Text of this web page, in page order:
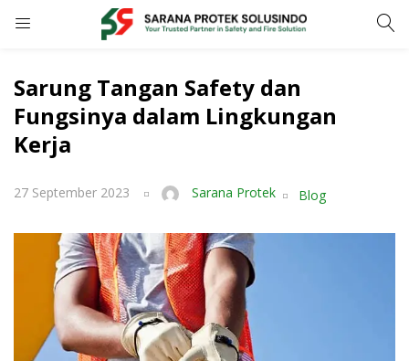
LOGIN REGISTER
Enter your username and password to login.
Remember me
LOGIN
Sarung Tangan Safety dan
Fungsinya dalam Lingkungan
Kerja
27 September 2023 Sarana Protek Blog